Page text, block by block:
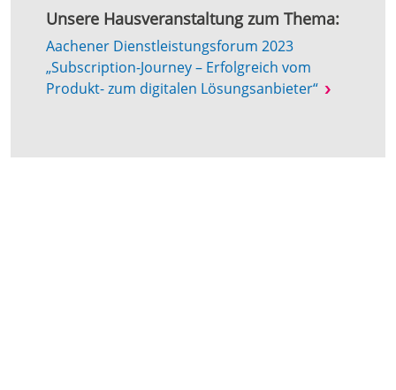
Unsere Hausveranstaltung zum Thema:
Aachener Dienstleistungsforum 2023
„Subscription-Journey – Erfolgreich vom
Produkt- zum digitalen Lösungsanbieter“